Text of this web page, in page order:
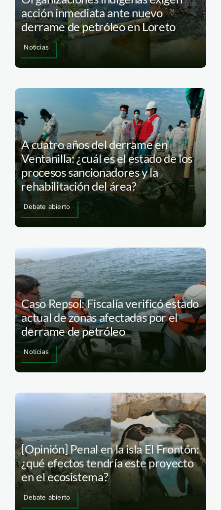
acción inmediata ante nuevo
derrame de petróleo en Loreto
Noticias
A cuatro años del derrame en
Ventanilla: ¿cuál es el estado de los
procesos sancionadores y la
rehabilitación del área?
Debate abierto
Caso Repsol: Fiscalía verificó estado
actual de zonas afectadas por el
derrame de petróleo
Noticias
[Opinión] Penal en la isla El Frontón:
¿qué efectos tendría este proyecto
en el ecosistema?
Debate abierto